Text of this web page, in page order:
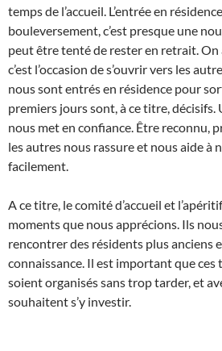
temps de l’accueil. L’entrée en
bouleversement, c’est presque une
peut être tenté de rester en retrait.
c’est l’occasion de s’ouvrir vers les
nous sont entrés en résidence pour
premiers jours sont, à ce titre,
nous met en confiance. Être reconnu,
les autres nous rassure et nous aide à
facilement.
A ce titre, le comité d’accueil et
moments que nous apprécions. Ils
rencontrer des résidents plus anciens
connaissance. Il est important que ces
soient organisés sans trop tarder, et
souhaitent s’y investir.